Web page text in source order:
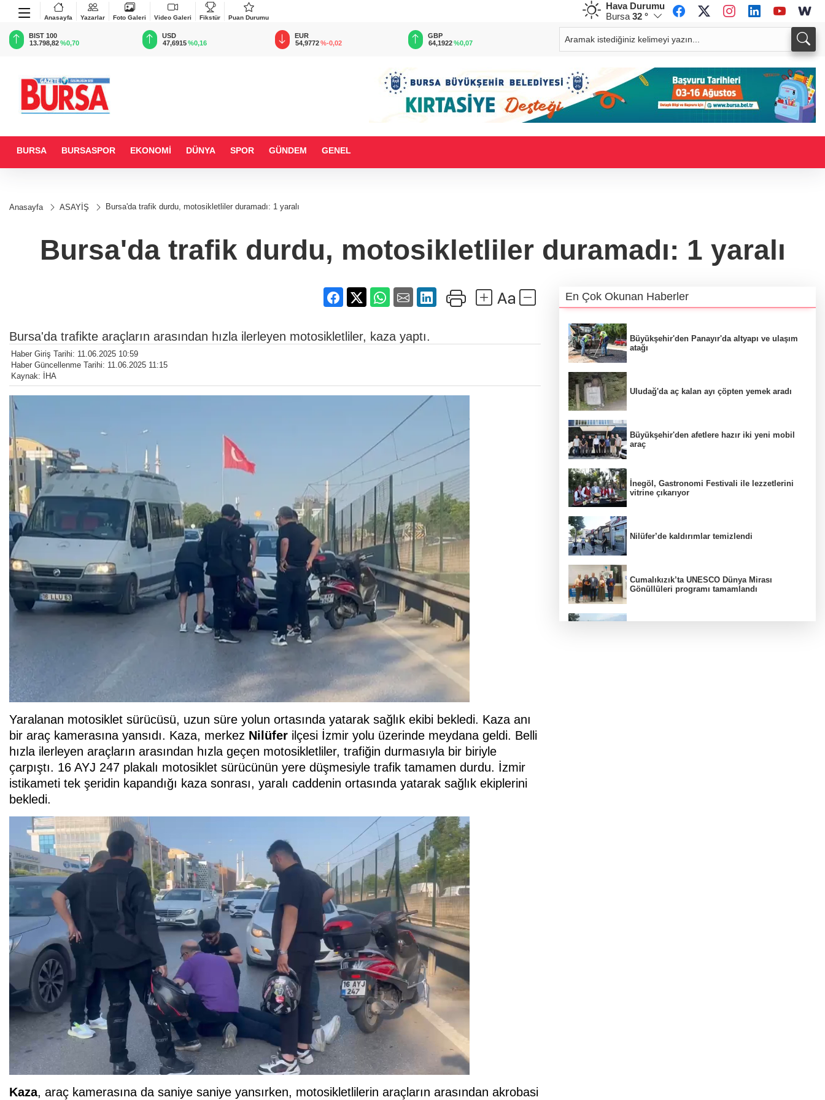
Anasayfa Yazarlar Foto Galeri Video Galeri Fikstür Puan Durumu
Hava Durumu
Bursa 32 °
BIST 100
13.798,82%0,70
USD
47,6915 %0,16
EUR
54,9772%-0,02
GBP
64,1922 %0,07
CHF
58,6683%0,19
34,0143
BURSA BURSASPOR EKONOMİ DÜNYA SPOR GÜNDEM GENEL
Anasayfa ASAYİŞ Bursa'da trafik durdu, motosikletliler duramadı: 1 yaralı
Bursa'da trafik durdu, motosikletliler duramadı: 1 yaralı
Bursa'da trafikte araçların arasından hızla ilerleyen motosikletliler, kaza yaptı.
Haber Giriş Tarihi: 11.06.2025 10:59
Haber Güncellenme Tarihi: 11.06.2025 11:15
Kaynak: İHA
Yaralanan motosiklet sürücüsü, uzun süre yolun ortasında yatarak sağlık ekibi bekledi. Kaza anı
bir araç kamerasına yansıdı. Kaza, merkez Nilüfer ilçesi İzmir yolu üzerinde meydana geldi. Belli
hızla ilerleyen araçların arasından hızla geçen motosikletliler, trafiğin durmasıyla bir biriyle
çarpıştı. 16 AYJ 247 plakalı motosiklet sürücünün yere düşmesiyle trafik tamamen durdu. İzmir
istikameti tek şeridin kapandığı kaza sonrası, yaralı caddenin ortasında yatarak sağlık ekiplerini
bekledi.
Kaza, araç kamerasına da saniye saniye yansırken, motosikletlilerin araçların arasından akrobasi
En Çok Okunan Haberler
Büyükşehir'den Panayır'da altyapı ve ulaşım
atağı
Uludağ'da aç kalan ayı çöpten yemek aradı
Büyükşehir'den afetlere hazır iki yeni mobil
araç
İnegöl, Gastronomi Festivali ile lezzetlerini
vitrine çıkarıyor
Nilüfer’de kaldırımlar temizlendi
Cumalıkızık’ta UNESCO Dünya Mirası
Gönüllüleri programı tamamlandı